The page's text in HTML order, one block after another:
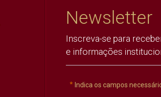
Newsletter
Inscreva-se para
e informações
Indica os campos